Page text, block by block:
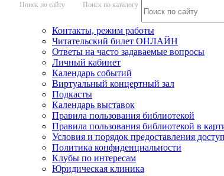
Поиск по сайту Поиск по каталогу
Контакты, режим работы
Читательский билет ОНЛАЙН
Ответы на часто задаваемые вопросы
Личный кабинет
Календарь событий
Виртуальный концертный зал
Подкасты
Календарь выставок
Правила пользования библиотекой
Правила пользования библиотекой в
Условия и порядок предоставления
Политика конфиденциальности
Клубы по интересам
Юридическая клиника